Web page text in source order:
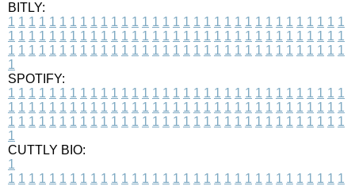
BITLY:
1 1 1 1 1 1 1 1 1 1 1 1 1 1 1 1 1 1 1 1 1 1 1 1 1 1 1 1 1 1 1 1 1
1 1 1 1 1 1 1 1 1 1 1 1 1 1 1 1 1 1 1 1 1 1 1 1 1 1 1 1 1 1 1 1 1
1 1 1 1 1 1 1 1 1 1 1 1 1 1 1 1 1 1 1 1 1 1 1 1 1 1 1 1 1 1 1 1 1
1
SPOTIFY:
1 1 1 1 1 1 1 1 1 1 1 1 1 1 1 1 1 1 1 1 1 1 1 1 1 1 1 1 1 1 1 1 1
1 1 1 1 1 1 1 1 1 1 1 1 1 1 1 1 1 1 1 1 1 1 1 1 1 1 1 1 1 1 1 1 1
1 1 1 1 1 1 1 1 1 1 1 1 1 1 1 1 1 1 1 1 1 1 1 1 1 1 1 1 1 1 1 1 1
1
CUTTLY BIO:
1
1 1 1 1 1 1 1 1 1 1 1 1 1 1 1 1 1 1 1 1 1 1 1 1 1 1 1 1 1 1 1 1 1